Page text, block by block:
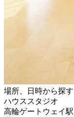
場所、日時から探す
ハウススタジオ
高輪ゲートウェイ駅